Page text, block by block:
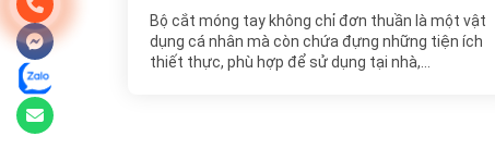
Bộ cắt móng tay không chỉ đơn thuần là một vật
dụng cá nhân mà còn chứa đựng những tiện ích
thiết thực, phù hợp để sử dụng tại nhà,…